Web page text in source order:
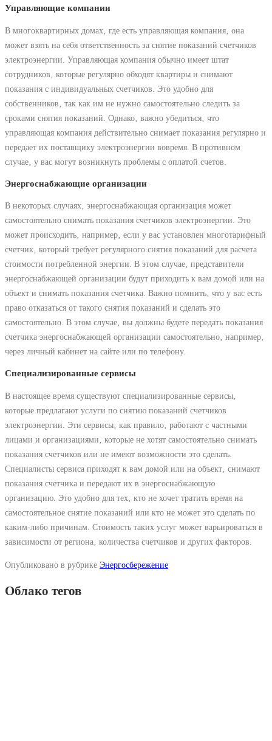
Управляющие компании
В многоквартирных домах‚ где есть управляющая компания‚ она
может взять на себя ответственность за снятие показаний счетчиков
электроэнергии. Управляющая компания обычно имеет штат
сотрудников‚ которые регулярно обходят квартиры и снимают
показания с индивидуальных счетчиков. Это удобно для
собственников‚ так как им не нужно самостоятельно следить за
сроками снятия показаний. Однако‚ важно убедиться‚ что
управляющая компания действительно снимает показания регулярно и
передает их поставщику электроэнергии вовремя. В противном
случае‚ у вас могут возникнуть проблемы с оплатой счетов.
Энергоснабжающие организации
В некоторых случаях‚ энергоснабжающая организация может
самостоятельно снимать показания счетчиков электроэнергии. Это
может происходить‚ например‚ если у вас установлен многотарифный
счетчик‚ который требует регулярного снятия показаний для расчета
стоимости потребленной энергии. В этом случае‚ представители
энергоснабжающей организации будут приходить к вам домой или на
объект и снимать показания счетчика. Важно помнить‚ что у вас есть
право отказаться от такого снятия показаний и сделать это
самостоятельно. В этом случае‚ вы должны будете передать показания
счетчика энергоснабжающей организации самостоятельно‚ например‚
через личный кабинет на сайте или по телефону.
Специализированные сервисы
В настоящее время существуют специализированные сервисы‚
которые предлагают услуги по снятию показаний счетчиков
электроэнергии. Эти сервисы‚ как правило‚ работают с частными
лицами и организациями‚ которые не хотят самостоятельно снимать
показания счетчиков или не имеют возможности это сделать.
Специалисты сервиса приходят к вам домой или на объект‚ снимают
показания счетчика и передают их в энергоснабжающую
организацию. Это удобно для тех‚ кто не хочет тратить время на
самостоятельное снятие показаний или кто не может это сделать по
каким-либо причинам. Стоимость таких услуг может варьироваться в
зависимости от региона‚ количества счетчиков и других факторов.
Опубликовано в рубрике Энергосбережение
Облако тегов